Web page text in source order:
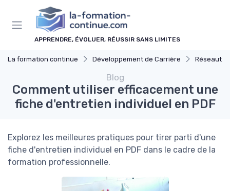
APPRENDRE, ÉVOLUER, RÉUSSIR SANS LIMITES
La formation continue Développement de Carrière
Blog
Comment utiliser efficacement une
fiche d'entretien individuel en PDF
Explorez les meilleures pratiques pour tirer parti d'une
fiche d'entretien individuel en PDF dans le cadre de la
formation professionnelle.
Panneau de gestion des cookies